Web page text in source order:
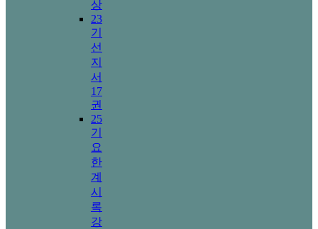
상
23
기
선
지
서
17
권
25
기
요
한
계
시
록
강